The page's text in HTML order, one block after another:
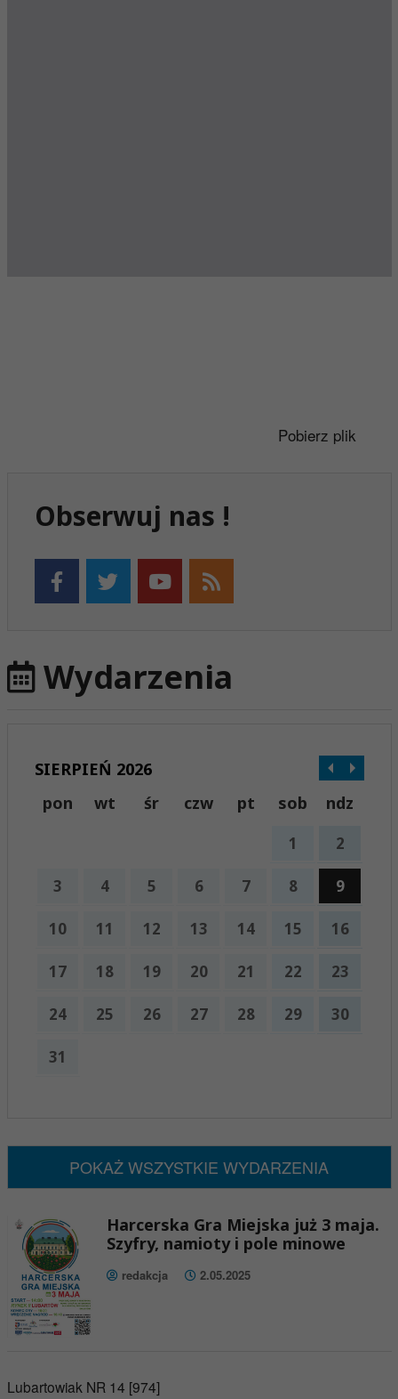
Pobierz plik
Obserwuj nas !
Wydarzenia
SIERPIEŃ 2026
pon
wt śr czw pt sob ndz
1 2
3 4 5 6 7 8 9
10 11 12 13 14 15 16
17 18 19 20 21 22 23
24 25 26 27 28 29 30
31
POKAŻ WSZYSTKIE WYDARZENIA
Harcerska Gra Miejska już 3 maja.
Szyfry, namioty i pole minowe
redakcja 2.05.2025
Lubartowiak NR 14 [974]